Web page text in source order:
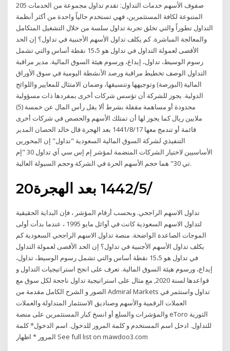
205 صفوف الأسهم خدمات التداول: تقدم تداول مجموعة من الخدمات
المتنوعة لكافة المستثمرين، فهي تستخدم حالياً واحدة من أكثر أنظمة
التداول تطوراً والتي تخلق تجربة تداول سلسة من خلال التشغيل المتكامل
والمعالجة المباشرة. كم يكلف تداول الأسهم الأجنبية في تداول؟ إن الحد
الأقصى لعمولة التداول في تداول هو 15،5 نقطة أساس والتي تشمل
رسوم الوسيط، تداول، إيداع، ورسوم هيئة السوق المالية. مدير مراقبة
التداول الوصف تخطيط مراقبة ورصد الأنشطة اليومية في سوق الأوراق
المالية (البورصة) وتوجيهها وتنسيقها، وضمان الامتثال للمعايير واللوائح
الدولية. يجوز للشركة أن تؤسس شركات أخرى بمفردها ذات مسؤولية
محدودة أو مساهمة مقفلة بشرط ألا يقل رأس المال عن خمسة (5)
ملايين ريال كما يجوز لها أن تمتلك الأسهم والحصص في شركات أخرى
قائمة أو تندمج معها 17‏‏/8‏‏/1441 بعد الهجرة قال خالد الحصان المدير
التنفيذي لشركة السوق المالية السعودية "تداول" إن المحورين
الأساسيين لاختيار الشركات المنضمة لمؤشر إم إس سي آي تداول 30 "إم
تي 30" هما حجم الأسهم الحرة في الشركة وحجم السيولة العالية.
20‏‏/5‏‏/1442 بعد الهجرة
تداول الاسهم الراجحي. وبحسب أرقام المؤشر ، فإن البداية الحقيقية
لتداول الاسهم السعودية كانت في أوائل مايو 1995 ، عندما بدأت أولى
الموجات الصاعدة الواضحة. منصة تداول الاسهم الراجحي السعودية كم
يكلف تداول الأسهم الأجنبية في تداول؟ إن الحد الأقصى لعمولة التداول
في تداول هو 15،5 نقطة أساس والتي تشمل رسوم الوسيط، تداول،
إيداع، ورسوم هيئة السوق المالية. تعرف على انجح استراتيجيات التداول و
قواعدها لسنة 2020, مع مثال على استراتيجية تداول ناجحة لكل سوق مع
الصور و الشرح الكامل مقدمة من Admiral Markets تداول واستثمر في
العملات الرقمية والأسهم وصناديق الاستثمار المتداولة والعملات
والمؤشرات والسلع أو انسخ كبار المستثمرين على منصة eToro الثورية
للتداول. ادخل اسم المستخدم و كلمة المرور للدخول. اسم الدخول* كلمة
المرور * اظهار See full list on mawdoo3.com